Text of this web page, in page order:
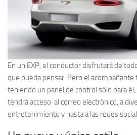
En un EXP, el conductor disfrutará de
que pueda pensar. Pero el
teniendo un panel de control sólo para
tendrá acceso al correo electrónico, a
entretenimiento y hasta a las redes